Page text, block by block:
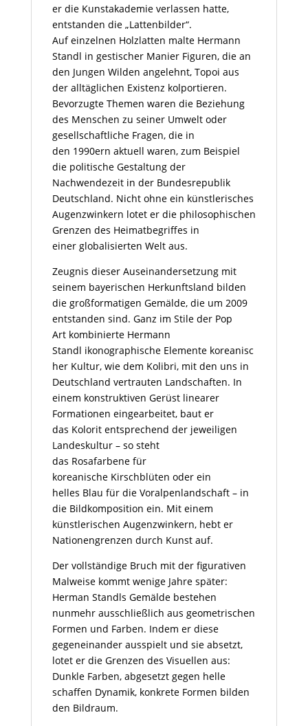
er die Kunstakademie verlassen hatte,
entstanden die „Lattenbilder“.
Auf einzelnen Holzlatten malte Hermann
Standl in gestischer Manier Figuren, die an
den Jungen Wilden angelehnt, Topoi aus
der alltäglichen Existenz kolportieren.
Bevorzugte Themen waren die Beziehung
des Menschen zu seiner Umwelt oder
gesellschaftliche Fragen, die in
den 1990ern aktuell waren, zum Beispiel
die politische Gestaltung der
Nachwendezeit in der Bundesrepublik
Deutschland. Nicht ohne ein künstlerisches
Augenzwinkern lotet er die philosophischen
Grenzen des Heimatbegriffes in
einer globalisierten Welt aus.
Zeugnis dieser Auseinandersetzung mit
seinem bayerischen Herkunftsland bilden
die großformatigen Gemälde, die um 2009
entstanden sind. Ganz im Stile der Pop
Artkombinierte Hermann
Standl ikonographische Elemente koreanisc
her Kultur, wie dem Kolibri, mit den uns in
Deutschland vertrauten Landschaften. In
einem konstruktiven Gerüst linearer
Formationen eingearbeitet, baut er
das Kolorit entsprechend der jeweiligen
Landeskultur – so steht
das Rosafarbenefür
koreanische Kirschblüten oder ein
helles Blau für die Voralpenlandschaft – in
die Bildkomposition ein. Mit einem
künstlerischen Augenzwinkern, hebt er
Nationengrenzen durch Kunst auf.
Der vollständige Bruch mit der figurativen
Malweise kommt wenige Jahre später:
Herman Standls Gemälde bestehen
nunmehr ausschließlich aus geometrischen
Formen und Farben. Indem er diese
gegeneinander ausspielt und sie absetzt,
lotet er die Grenzen des Visuellen aus:
Dunkle Farben, abgesetzt gegen helle
schaffen Dynamik, konkrete Formen bilden
den Bildraum.